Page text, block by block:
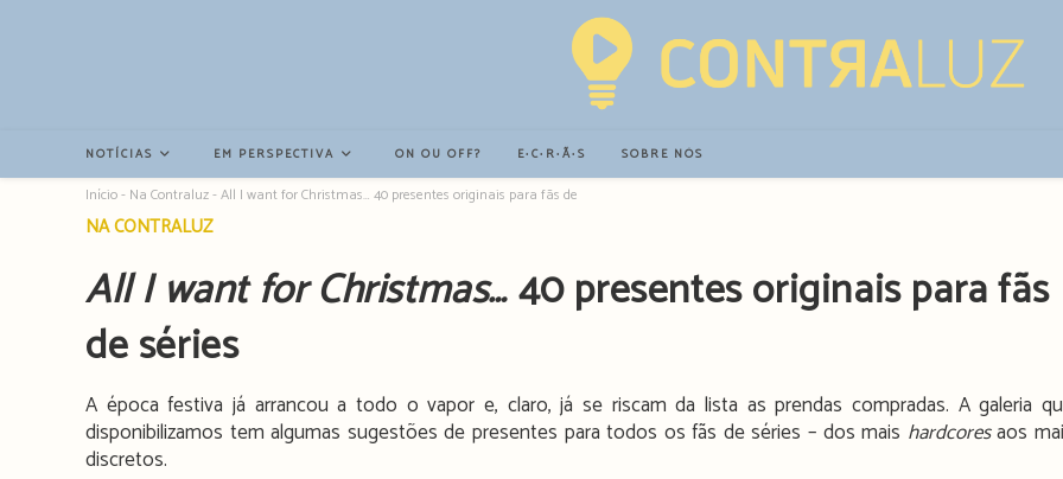
NOTÍCIAS EM PERSPECTIVA ON OU OFF? E∙C∙R∙Ã∙S SOBRE NÓS
Início- Na Contraluz-All I want for Christmas… 40 presentes originais para fãs de séries
Post
NA CONTRALUZ
All I want for Christmas…40 presentes originais para fãs
de séries
A época festiva já arrancou a todo o vapor e, claro, já se riscam da lista as prendas compradas. A galeria
disponibilizamos tem algumas sugestões de presentes para todos os fãs de séries – dos mais hardcoresaos
discretos.